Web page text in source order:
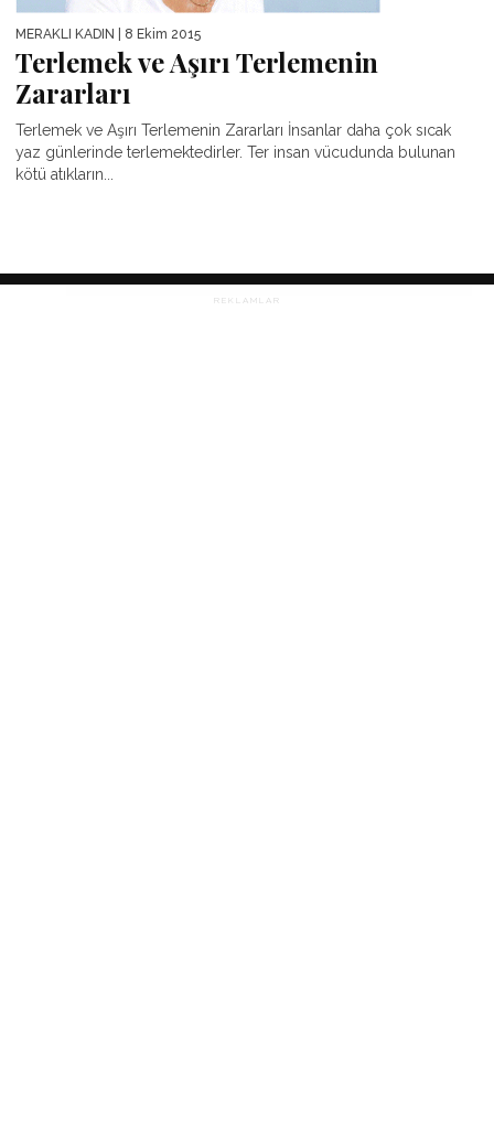
MERAKLI KADIN | 8 Ekim 2015
Terlemek ve Aşırı Terlemenin
Zararları
Terlemek ve Aşırı Terlemenin Zararları İnsanlar daha çok sıcak
yaz günlerinde terlemektedirler. Ter insan vücudunda bulunan
kötü atıkların...
REKLAMLAR